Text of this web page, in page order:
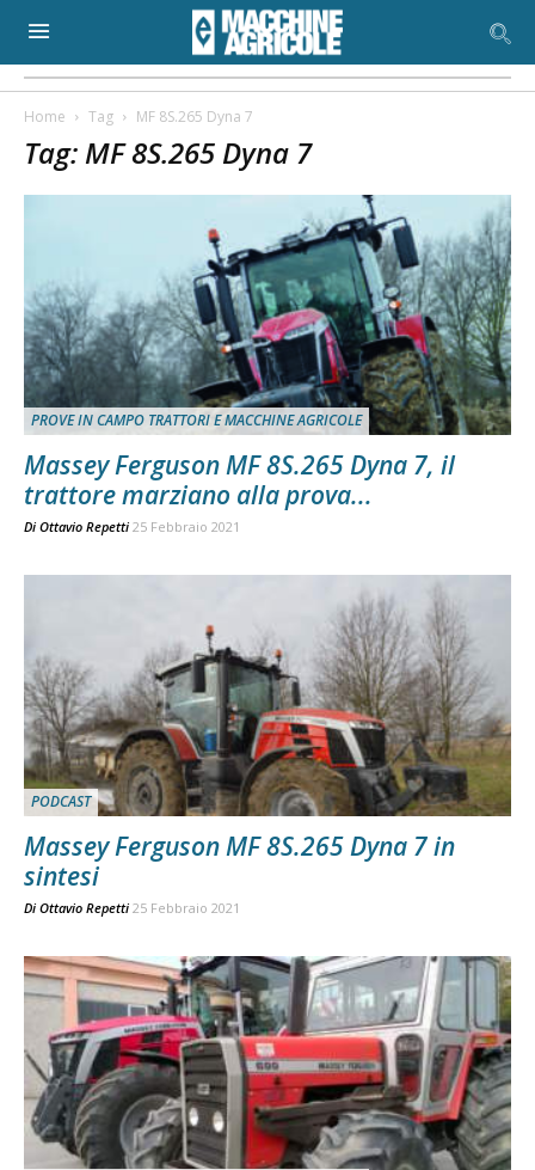
Home Tag MF 8S.265 Dyna 7
Tag: MF 8S.265 Dyna 7
PROVE IN CAMPO TRATTORI E MACCHINE AGRICOLE
Massey Ferguson MF 8S.265 Dyna 7, il
trattore marziano alla prova...
Di Ottavio Repetti 25 Febbraio 2021
PODCAST
Massey Ferguson MF 8S.265 Dyna 7 in
sintesi
Di Ottavio Repetti 25 Febbraio 2021